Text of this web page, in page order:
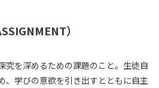
）
究を深めるための課題のこと。生徒自
、学びの意欲を引き出すとともに自主